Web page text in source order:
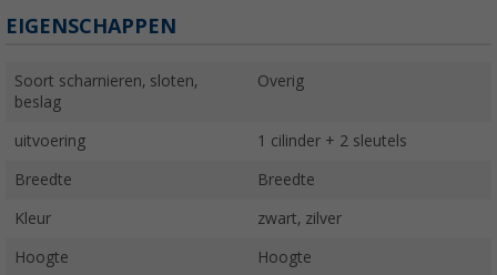
EIGENSCHAPPEN
Soort scharnieren, sloten,
beslag
Overig
uitvoering 1 cilinder + 2 sleutels
Breedte Breedte
Kleur zwart, zilver
Hoogte Hoogte